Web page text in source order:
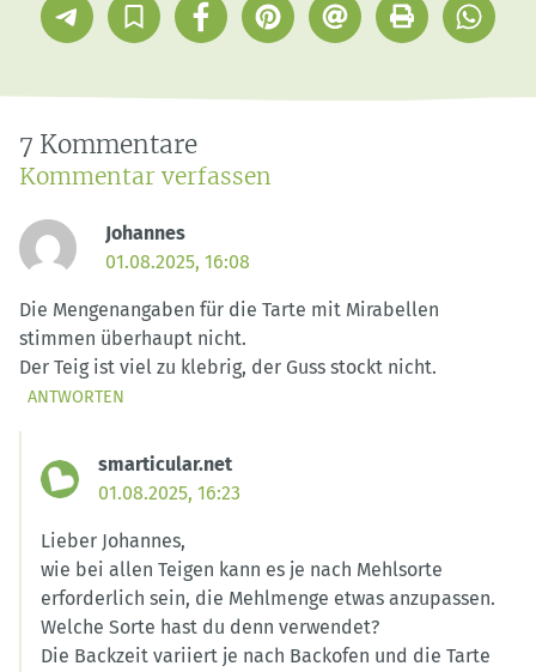
TelegramIn
Sammlung
FacebookPinterestE-
Mail
Drucken
7 Kommentare
Kommentar verfassen
Johannes
01.08.2025, 16:08
Die Mengenangaben für die Tarte mit Mirabellen
stimmen überhaupt nicht.
Der Teig ist viel zu klebrig, der Guss stockt nicht.
ANTWORTEN
smarticular.net
01.08.2025, 16:23
Lieber Johannes,
wie bei allen Teigen kann es je nach Mehlsorte
erforderlich sein, die Mehlmenge etwas anzupassen.
Welche Sorte hast du denn verwendet?
Die Backzeit variiert je nach Backofen und die Tarte